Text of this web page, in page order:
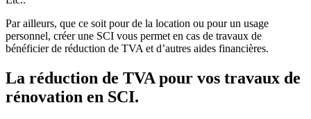
Par ailleurs, que ce soit pour de la location ou pour un usage
personnel, créer une SCI vous permet en cas de travaux de
bénéficier de réduction de TVA et d’autres aides financières.
La réduction de TVA pour vos travaux de
rénovation en SCI.